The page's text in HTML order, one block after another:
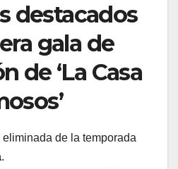
destacados
gala de
de ‘La Casa
de la temporada
.